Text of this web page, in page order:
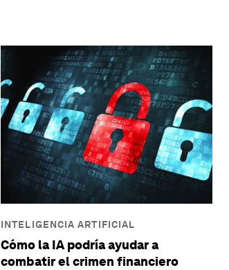
INTELIGENCIA ARTIFICIAL
Cómo la IA podría ayudar a
combatir el crimen financiero